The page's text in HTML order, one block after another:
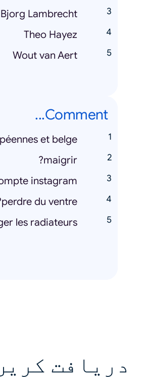
Bjorg Lambrecht
Theo Hayez
Wout van Aert
Comment...
et belge?
maigrir?
instagram?
perdre du ventre?
les radiateurs?
دریافت